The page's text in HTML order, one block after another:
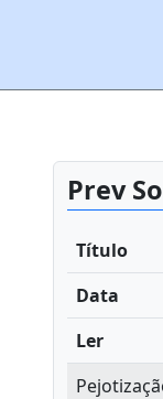
Prev
Título
Data
Ler